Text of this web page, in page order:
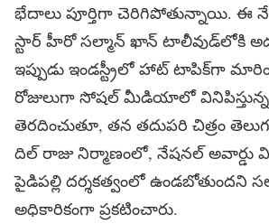
భేదాలు పూర్తిగా చెరిగిపోతున్నాయి. ఈ
స్టార్ హీరో సల్మాన్ ఖాన్ టాలీవుడ్‌లోకి
ఇప్పుడు ఇండస్ట్రీలో హాట్ టాపిక్‌గా
రోజులుగా సోషల్ మీడియాలో వినిపిస్తున్న
తెరదించుతూ, తన తదుపరి చిత్రం
దిల్ రాజు నిర్మాణంలో, నేషనల్ అవార్డు
పైడిపల్లి దర్శకత్వంలో ఉండబోతుందని
అధికారికంగా ప్రకటించారు.